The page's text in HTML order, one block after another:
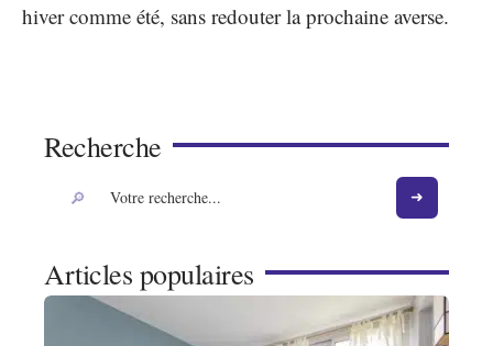
hiver comme été, sans redouter la prochaine averse.
Recherche
Articles populaires